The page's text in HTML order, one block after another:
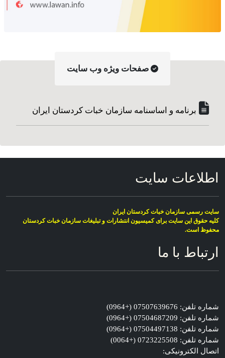
صفحات ویژه وب سایت
برنامە و اساسنامه سازمان خبات کردستان ایران
اطلاعات سایت
سایت رسمی سازمان خبات کردستان ایران
کلیە حقوق این سایت برای کمیسیون انتشارات و تبلیغات سازمان خبات کردستان
محفوظ است.
ارتباط با ما
شماره تلفن: 07507639676 (+0964)
شماره تلفن: 07504687209 (+0964)
شماره تلفن: 07504497138 (+0964)
شماره تلفن: 0723225508 (+0064)
اتصال الکترونیکی: